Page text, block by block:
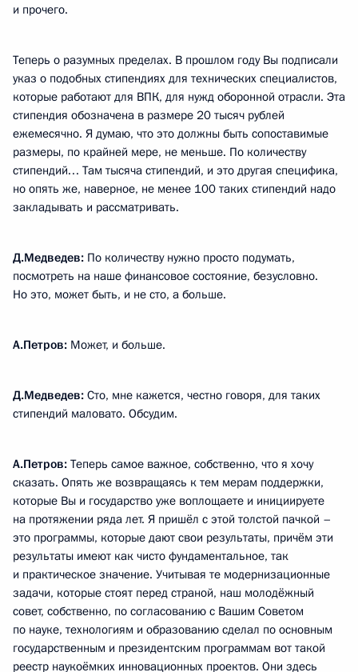
и прочего.
Теперь о разумных пределах. В прошлом году Вы подписали
указ о подобных стипендиях для технических специалистов,
которые работают для ВПК, для нужд оборонной отрасли. Эта
стипендия обозначена в размере 20 тысяч рублей
ежемесячно. Я думаю, что это должны быть сопоставимые
размеры, по крайней мере, не меньше. По количеству
стипендий… Там тысяча стипендий, и это другая специфика,
но опять же, наверное, не менее 100 таких стипендий надо
закладывать и рассматривать.
Д.Медведев: По количеству нужно просто подумать,
посмотреть на наше финансовое состояние, безусловно.
Но это, может быть, и не сто, а больше.
А.Петров: Может, и больше.
Д.Медведев: Сто, мне кажется, честно говоря, для таких
стипендий маловато. Обсудим.
А.Петров: Теперь самое важное, собственно, что я хочу
сказать. Опять же возвращаясь к тем мерам поддержки,
которые Вы и государство уже воплощаете и инициируете
на протяжении ряда лет. Я пришёл с этой толстой пачкой –
это программы, которые дают свои результаты, причём эти
результаты имеют как чисто фундаментальное, так
и практическое значение. Учитывая те модернизационные
задачи, которые стоят перед страной, наш молодёжный
совет, собственно, по согласованию с Вашим Советом
по науке, технологиям и образованию сделал по основным
государственным и президентским программам вот такой
реестр наукоёмких инновационных проектов. Они здесь